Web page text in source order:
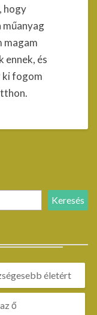
hogy
műanyag
magam
ennek, és
ki fogom
Keresés
életért
ő